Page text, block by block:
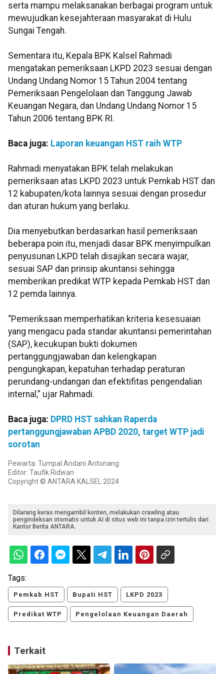
serta mampu melaksanakan berbagai program untuk
mewujudkan kesejahteraan masyarakat di Hulu
Sungai Tengah.
Sementara itu, Kepala BPK Kalsel Rahmadi
mengatakan pemeriksaan LKPD 2023 sesuai dengan
Undang Undang Nomor 15 Tahun 2004 tentang
Pemeriksaan Pengelolaan dan Tanggung Jawab
Keuangan Negara, dan Undang Undang Nomor 15
Tahun 2006 tentang BPK RI.
Baca juga: Laporan keuangan HST raih WTP
Rahmadi menyatakan BPK telah melakukan
pemeriksaan atas LKPD 2023 untuk Pemkab HST dan
12 kabupaten/kota lainnya sesuai dengan prosedur
dan aturan hukum yang berlaku.
Dia menyebutkan berdasarkan hasil pemeriksaan
beberapa poin itu, menjadi dasar BPK menyimpulkan
penyusunan LKPD telah disajikan secara wajar,
sesuai SAP dan prinsip akuntansi sehingga
memberikan predikat WTP kepada Pemkab HST dan
12 pemda lainnya.
“Pemeriksaan memperhatikan kriteria kesesuaian
yang mengacu pada standar akuntansi pemerintahan
(SAP), kecukupan bukti dokumen
pertanggungjawaban dan kelengkapan
pengungkapan, kepatuhan terhadap peraturan
perundang-undangan dan efektifitas pengendalian
internal,” ujar Rahmadi.
Baca juga: DPRD HST sahkan Raperda
pertanggungjawaban APBD 2020, target WTP jadi
sorotan
Pewarta: Tumpal Andani Aritonang
Editor: Taufik Ridwan
Copyright © ANTARA KALSEL 2024
Dilarang keras mengambil konten, melakukan crawling atau
pengindeksan otomatis untuk AI di situs web ini tanpa izin tertulis dari
Kantor Berita ANTARA.
Tags:
Pemkab HST Bupati HST LKPD 2023
Predikat WTP Pengelolaan Keuangan Daerah
Terkait